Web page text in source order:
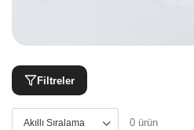
Filtreler
0 ürün